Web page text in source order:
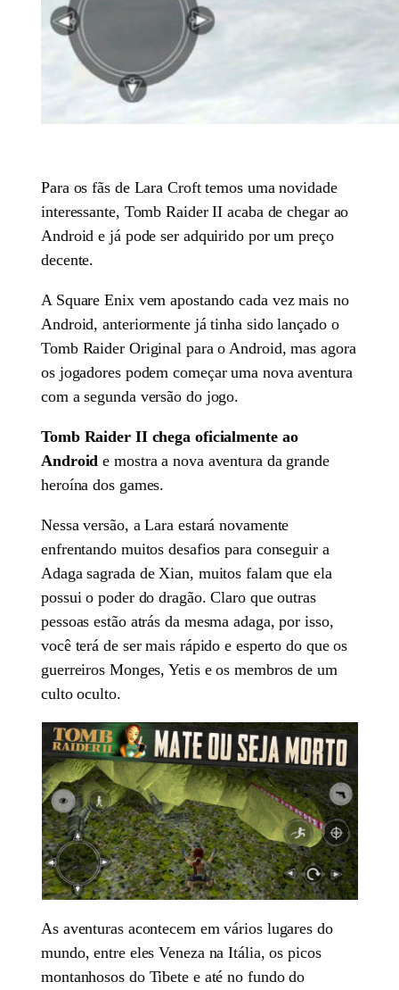
Para os fãs de Lara Croft temos uma novidade
interessante, Tomb Raider II acaba de chegar ao
Android e já pode ser adquirido por um preço
decente.
A Square Enix vem apostando cada vez mais no
Android, anteriormente já tinha sido lançado o
Tomb Raider Original para o Android, mas agora
os jogadores podem começar uma nova aventura
com a segunda versão do jogo.
Tomb Raider II chega oficialmente ao
Android e mostra a nova aventura da grande
heroína dos games.
Nessa versão, a Lara estará novamente
enfrentando muitos desafios para conseguir a
Adaga sagrada de Xian, muitos falam que ela
possui o poder do dragão. Claro que outras
pessoas estão atrás da mesma adaga, por isso,
você terá de ser mais rápido e esperto do que os
guerreiros Monges, Yetis e os membros de um
culto oculto.
As aventuras acontecem em vários lugares do
mundo, entre eles Veneza na Itália, os picos
montanhosos do Tibete e até no fundo do